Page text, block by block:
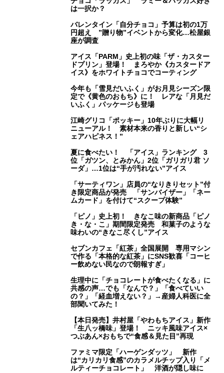
は一択か？
バレンタイン「自分チョコ」予算は初の1万
円超え ”贈り物”イベントから変化…松屋銀
座が調査
アイス「PARM」史上初の味「ザ・カスター
ドプリン」登場！ まろやか《カスタードア
イス》をホワイトチョコでコーティング
今年も「雪見だいふく」がお月見シーズン限
定で《黄色のおもち》に！ レアな「月見だ
いふく」パッケージも登場
江崎グリコ「ポッキー」10年ぶりに大幅リ
ニューアル！ 素材本来の香りと新しい“シ
ェアハピネス！”
夏に食べたい！ 「アイス」ランキング 3
位「ガツン、とみかん」2位「ガリガリ君 ソ
ーダ」…1位は“手が汚れない”アイス
「サーティワン」店員の“なりきりセット”付
き限定商品が発売 「サンバイザー」「ネー
ムカード」を付けて“スクープ体験”
「ピノ」史上初！ きなこ味の新商品「ピノ
き・な・こ」期間限定発売 和菓子のような
味わいの“きなこ尽くし”アイス
セブンカフェ「紅茶」全国展開 専用マシン
で作る「本格的な紅茶」にSNS歓喜「コーヒ
ー飲めない民なので朗報すぎ」
生理中に「チョコレートが食べたくなる」に
共感の声…でも「なんで？」「食べていい
の？」「経血増えない？」→産婦人科医に全
部聞いてみた！
【本日発売】井村屋「やわもちアイス」新作
「生八ッ橋味」登場！ ニッキ風味アイス×
つぶあん×おもちで“食感＆見た目”再現
ファミマ限定「ハーゲンダッツ」 新作
は“カリカリ食感”のカラメルチップ入り「メ
ルティーチョコレート」 洋酒が隠し味に